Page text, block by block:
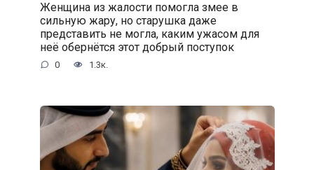
Женщина из жалости помогла змее в
сильную жару, но старушка даже
представить не могла, каким ужасом для
неё обернётся этот добрый поступок
0 1.3к.